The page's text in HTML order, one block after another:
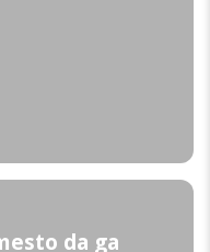
da ga